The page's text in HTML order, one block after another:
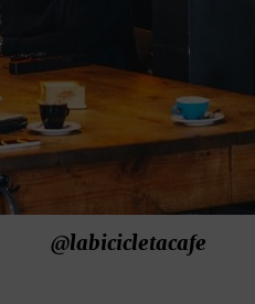
@labicicletacafe